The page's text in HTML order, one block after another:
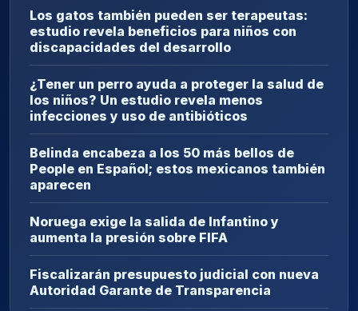
Los gatos también pueden ser terapeutas:
estudio revela beneficios para niños con
discapacidades del desarrollo
¿Tener un perro ayuda a proteger la salud de
los niños? Un estudio revela menos
infecciones y uso de antibióticos
Belinda encabeza a los 50 más bellos de
People en Español; estos mexicanos también
aparecen
Noruega exige la salida de Infantino y
aumenta la presión sobre FIFA
Fiscalizarán presupuesto judicial con nueva
Autoridad Garante de Transparencia